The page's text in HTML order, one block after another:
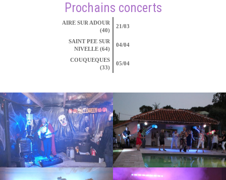
Prochains concerts
AIRE SUR ADOUR
(40)
21/03
SAINT PEE SUR
NIVELLE (64)
04/04
COUQUEQUES
(33)
05/04